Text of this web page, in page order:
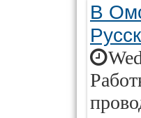
В